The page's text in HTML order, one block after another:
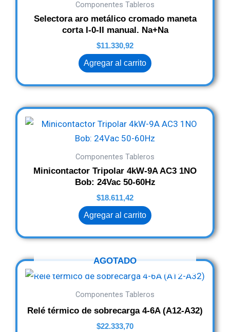
Componentes Tableros
Selectora aro metálico cromado maneta
corta I-0-II manual. Na+Na
$11.330,92
Agregar al carrito
Componentes Tableros
Minicontactor Tripolar 4kW-9A AC3 1NO
Bob: 24Vac 50-60Hz
$18.611,42
Agregar al carrito
AGOTADO
Componentes Tableros
Relé térmico de sobrecarga 4-6A (A12-A32)
$22.333,70